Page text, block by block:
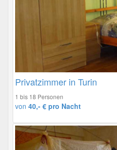
Privatzimmer in Turin
1 bis 18 Personen
von 40,- € pro Nacht